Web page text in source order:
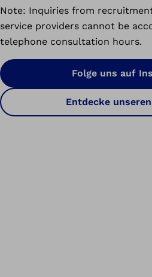
Note: Inquiries from
service providers cannot be
telephone consultation hours.
Folge uns auf
Entdecke